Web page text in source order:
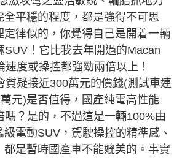
全平穩的程度，都是強得不可思
定律似的，你覺得自己是開着一輛
SUV！它比我去年開過的Macan
度或操控都強勁兩倍以上！
疑接近300萬元的價錢(測試車連
元)是否值得，國產純電高性能
嗎？是的，不過這是一輛100%由
電動SUV，駕駛操控的精準感、
都是暫時國產車不能媲美的。事實